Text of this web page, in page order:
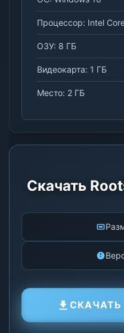
Процессор: Intel
ОЗУ: 8 ГБ
Видеокарта: 1 ГБ
Место: 2 ГБ
Скачать
СКАЧАТЬ